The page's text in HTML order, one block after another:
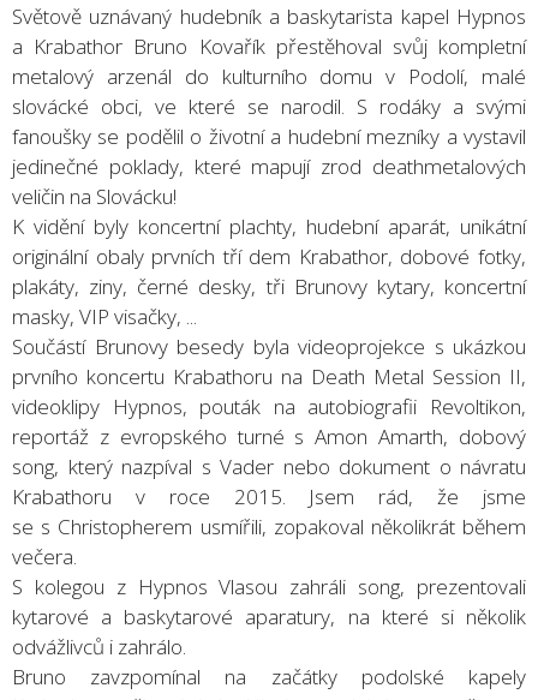
Světově uznávaný hudebník a baskytarista kapel Hypnos
a Krabathor Bruno Kovařík přestěhoval svůj kompletní
metalový arzenál do kulturního domu v Podolí, malé
slovácké obci, ve které se narodil. S rodáky a svými
fanoušky se podělil o životní a hudební mezníky a vystavil
jedinečné poklady, které mapují zrod deathmetalových
veličin na Slovácku!
K vidění byly koncertní plachty, hudební aparát, unikátní
originální obaly prvních tří dem Krabathor, dobové fotky,
plakáty, ziny, černé desky, tři Brunovy kytary, koncertní
masky, VIP visačky, ...
Součástí Brunovy besedy byla videoprojekce s ukázkou
prvního koncertu Krabathoru na Death Metal Session II,
videoklipy Hypnos, pouták na autobiografii Revoltikon,
reportáž z evropského turné s Amon Amarth, dobový
song, který nazpíval s Vader nebo dokument o návratu
Krabathoru v roce 2015. Jsem rád, že jsme
se s Christopherem usmířili, zopakoval několikrát během
večera.
S kolegou z Hypnos Vlasou zahráli song, prezentovali
kytarové a baskytarové aparatury, na které si několik
odvážlivců i zahrálo.
Bruno zavzpomínal na začátky podolské kapely